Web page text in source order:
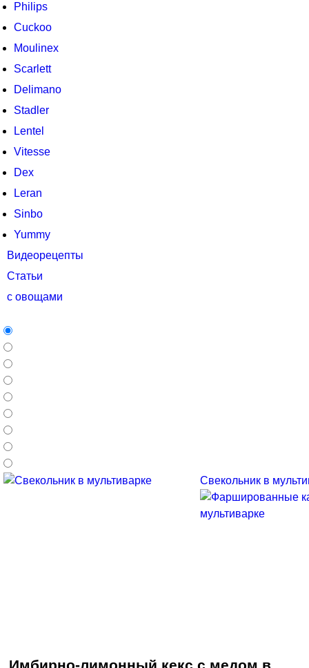
Philips
Cuckoo
Moulinex
Scarlett
Delimano
Stadler
Lentel
Vitesse
Dex
Leran
Sinbo
Yummy
Видеорецепты
Статьи
с овощами
Свекольник в